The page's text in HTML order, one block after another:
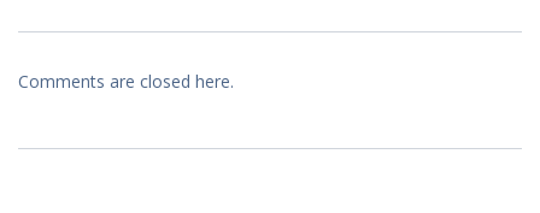
Comments are closed here.